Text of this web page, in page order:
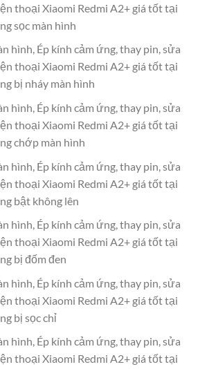
thoại Xiaomi Redmi A2+ giá tốt tại
sọc màn hình
hình, Ép kính cảm ứng, thay pin, sửa
thoại Xiaomi Redmi A2+ giá tốt tại
bị nháy màn hình
hình, Ép kính cảm ứng, thay pin, sửa
thoại Xiaomi Redmi A2+ giá tốt tại
chớp màn hình
hình, Ép kính cảm ứng, thay pin, sửa
thoại Xiaomi Redmi A2+ giá tốt tại
bật không lên
hình, Ép kính cảm ứng, thay pin, sửa
thoại Xiaomi Redmi A2+ giá tốt tại
bị đốm đen
hình, Ép kính cảm ứng, thay pin, sửa
thoại Xiaomi Redmi A2+ giá tốt tại
bị sọc chỉ
hình, Ép kính cảm ứng, thay pin, sửa
thoại Xiaomi Redmi A2+ giá tốt tại